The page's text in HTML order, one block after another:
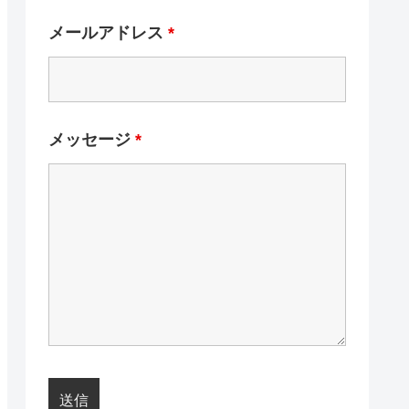
メールアドレス *
メッセージ *